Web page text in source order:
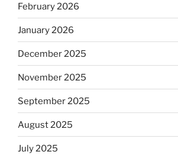
February 2026
January 2026
December 2025
November 2025
September 2025
August 2025
July 2025